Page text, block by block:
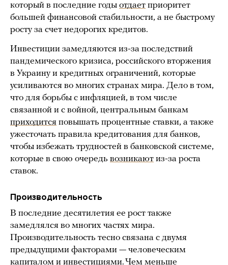
который в последние годы отдает приоритет
большей финансовой стабильности, а не быстрому
росту за счет недорогих кредитов.
Инвестиции замедляются из-за последствий
пандемического кризиса, российского вторжения
в Украину и кредитных ограничений, которые
усиливаются во многих странах мира. Дело в том,
что для борьбы с инфляцией, в том числе
связанной и с войной, центральным банкам
приходится повышать процентные ставки, а также
ужесточать правила кредитования для банков,
чтобы избежать трудностей в банковской системе,
которые в свою очередь возникают из-за роста
ставок.
Производительность
В последние десятилетия ее рост также
замедлялся во многих частях мира.
Производительность тесно связана с двумя
предыдущими факторами — человеческим
капиталом и инвестициями. Чем меньше